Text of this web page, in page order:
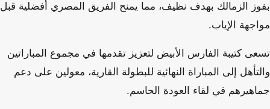
بفوز الزمالك بهدف نظيف، مما يمنح الفريق المصري أفضلية قبل
مواجهة الإياب.
تسعى كتيبة الفارس الأبيض لتعزيز تقدمها في مجموع المباراتين
والتأهل إلى المباراة النهائية للبطولة القارية، معولين على دعم
جماهيرهم في لقاء العودة الحاسم.